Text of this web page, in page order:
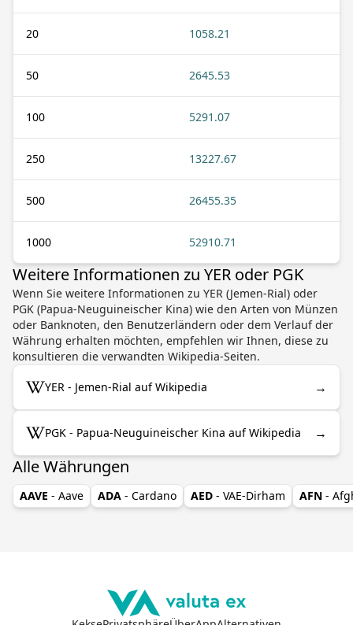
20 1058.21
50 2645.53
100 5291.07
250 13227.67
500 26455.35
1000 52910.71
Weitere Informationen zu YER oder PGK
Wenn Sie weitere Informationen zu YER (Jemen-Rial) oder
PGK (Papua-Neuguineischer Kina) wie den Arten von Münzen
oder Banknoten, den Benutzerländern oder dem Verlauf der
Währung erhalten möchten, empfehlen wir Ihnen, diese zu
konsultieren die verwandten Wikipedia-Seiten.
YER - Jemen-Rial auf Wikipedia →
PGK - Papua-Neuguineischer Kina auf Wikipedia →
Alle Währungen
AAVE - Aave ADA - Cardano AED - VAE-Dirham AFN -